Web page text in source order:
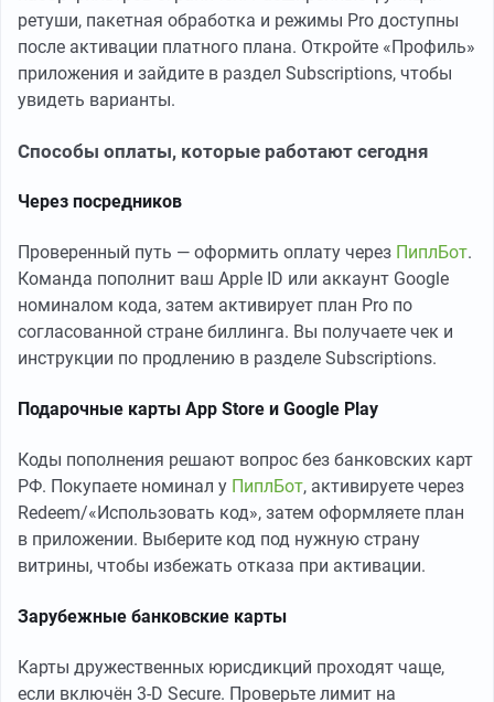
ретуши, пакетная обработка и режимы Pro доступны
после активации платного плана. Откройте «Профиль»
приложения и зайдите в раздел Subscriptions, чтобы
увидеть варианты.
Способы оплаты, которые работают сегодня
Через посредников
Проверенный путь — оформить оплату через ПиплБот.
Команда пополнит ваш Apple ID или аккаунт Google
номиналом кода, затем активирует план Pro по
согласованной стране биллинга. Вы получаете чек и
инструкции по продлению в разделе Subscriptions.
Подарочные карты App Store и Google Play
Коды пополнения решают вопрос без банковских карт
РФ. Покупаете номинал у ПиплБот, активируете через
Redeem/«Использовать код», затем оформляете план
в приложении. Выберите код под нужную страну
витрины, чтобы избежать отказа при активации.
Зарубежные банковские карты
Карты дружественных юрисдикций проходят чаще,
если включён 3-D Secure. Проверьте лимит на